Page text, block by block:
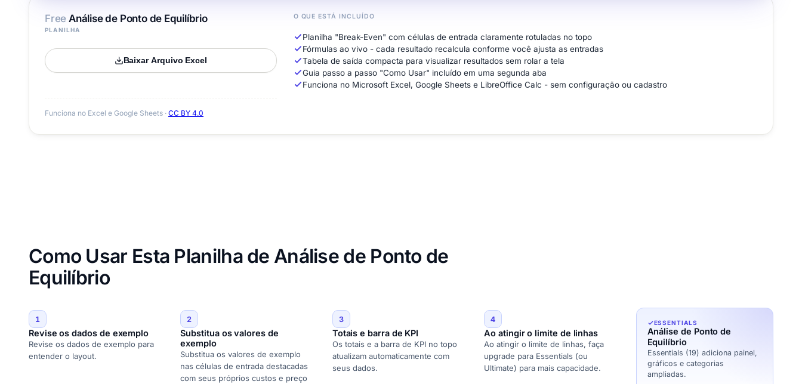
Free Análise de Ponto de Equilíbrio
PLANILHA
Baixar Arquivo Excel
Funciona no Excel e Google Sheets · CC BY 4.0
O QUE ESTÁ INCLUÍDO
Planilha "Break-Even" com células de entrada claramente rotuladas no topo
Fórmulas ao vivo - cada resultado recalcula conforme você ajusta as entradas
Tabela de saída compacta para visualizar resultados sem rolar a tela
Guia passo a passo "Como Usar" incluído em uma segunda aba
Funciona no Microsoft Excel, Google Sheets e LibreOffice Calc - sem configuração ou cadastro
Como Usar Esta Planilha de Análise de Ponto de
Equilíbrio
1
Revise os dados de exemplo
Revise os dados de exemplo para
entender o layout.
2
Substitua os valores de
exemplo
Substitua os valores de exemplo
nas células de entrada destacadas
com seus próprios custos e preço
3
Totais e barra de KPI
Os totais e a barra de KPI no topo
atualizam automaticamente com
seus dados.
4
Ao atingir o limite de linhas
Ao atingir o limite de linhas, faça
upgrade para Essentials (ou
Ultimate) para mais capacidade.
ESSENTIALS
Análise de Ponto de
Equilíbrio
Essentials (19) adiciona painel,
gráficos e categorias
ampliadas.